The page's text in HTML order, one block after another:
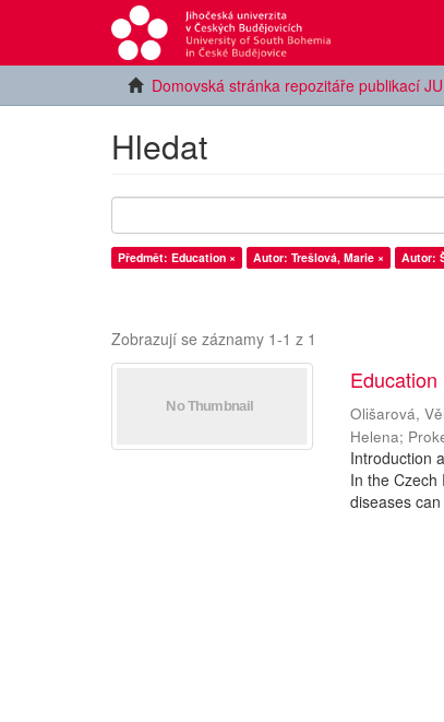
Domovská stránka repozitáře publikací JU
Hledat
Předmět: Education × Autor: Trešlová, Marie × Autor:
Zobrazují se záznamy 1-1 z 1
Olišarová,
Helena;
Introduction
In the Czech
diseases